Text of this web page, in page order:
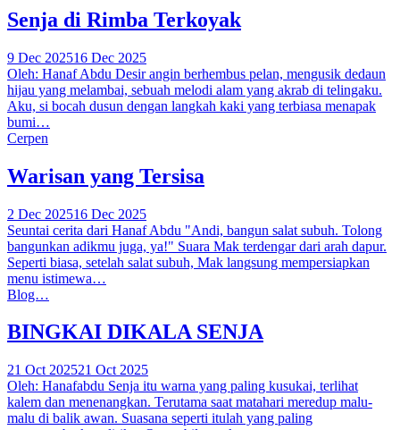
Senja di Rimba Terkoyak
9 Dec 202516 Dec 2025
Oleh: Hanaf Abdu Desir angin berhembus pelan, mengusik dedaun
hijau yang melambai, sebuah melodi alam yang akrab di telingaku.
Aku, si bocah dusun dengan langkah kaki yang terbiasa menapak
bumi…
Cerpen
Warisan yang Tersisa
2 Dec 202516 Dec 2025
Seuntai cerita dari Hanaf Abdu "Andi, bangun salat subuh. Tolong
bangunkan adikmu juga, ya!" Suara Mak terdengar dari arah dapur.
Seperti biasa, setelah salat subuh, Mak langsung mempersiapkan
menu istimewa…
Blog…
BINGKAI DIKALA SENJA
21 Oct 202521 Oct 2025
Oleh: Hanafabdu Senja itu warna yang paling kusukai, terlihat
kalem dan menenangkan. Terutama saat matahari meredup malu-
malu di balik awan. Suasana seperti itulah yang paling